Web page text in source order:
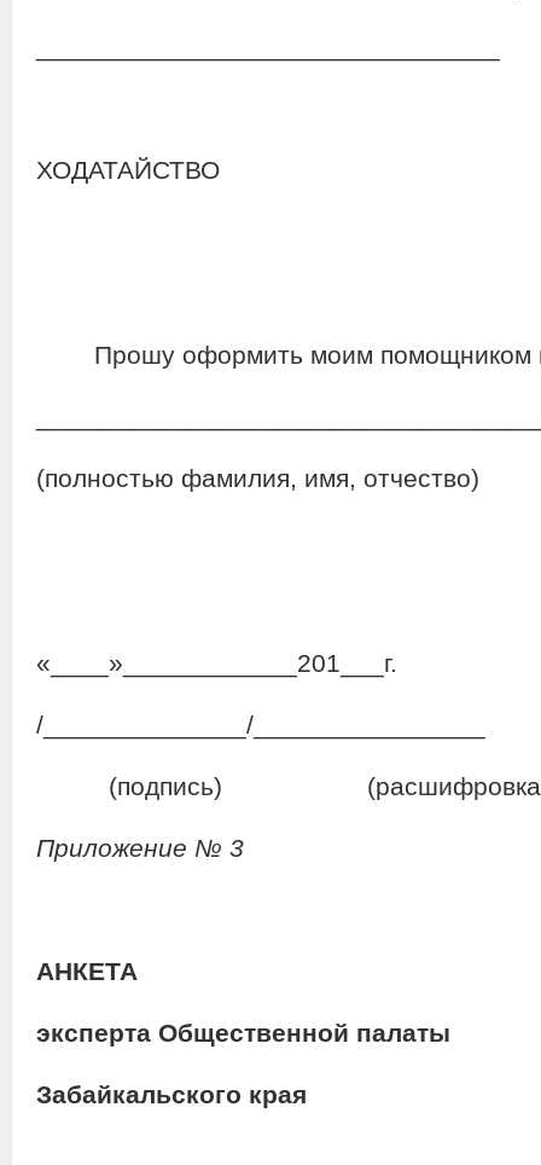
ХОДАТАЙСТВО
Прошу оформить моим помощником
(полностью фамилия, имя, отчество)
«____»____________201___г.
/______________/________________
(подпись)
Приложение № 3
АНКЕТА
эксперта Общественной палаты
Забайкальского края